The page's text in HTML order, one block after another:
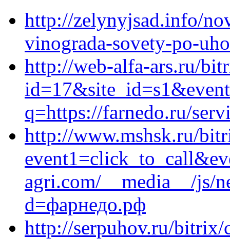
http://zelynyjsad.info/
vinograda-sovety-po-
http://web-alfa-ars.ru/
q=https://farnedo.ru/
http://www.mshsk.ru/
agri.com/__media__/js/
d=фарнедо.рф
http://serpuhov.ru/bitrix/